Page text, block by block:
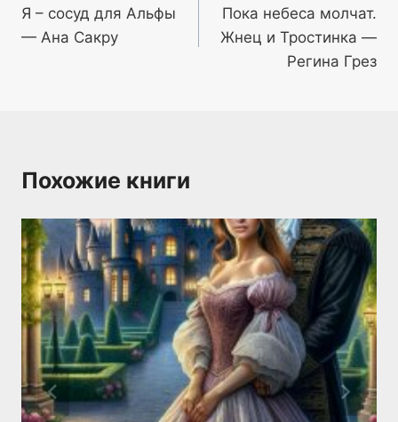
по
записям
Я – сосуд для Альфы
— Ана Сакру
Пока небеса молчат.
Жнец и Тростинка —
Регина Грез
Похожие книги